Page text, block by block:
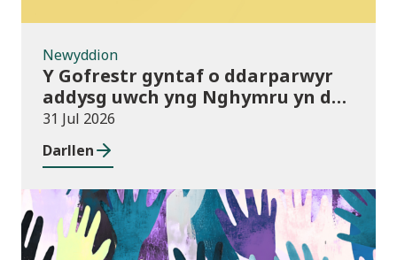
Newyddion
Y Gofrestr gyntaf o ddarparwyr
addysg uwch yng Nghymru yn dod
i rym
31 Jul 2026
Darllen